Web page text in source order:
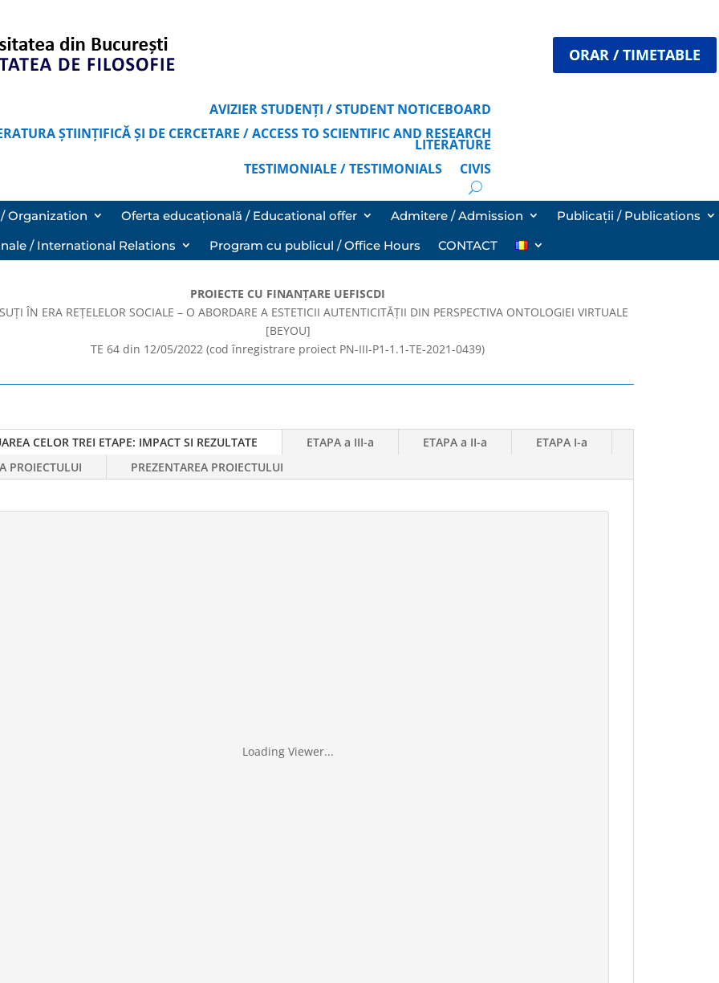
AVIZIER STUDENȚI / STUDENT NOTICEBOARD
ȘTIINȚIFICĂ ȘI DE CERCETARE / ACCESS TO SCIENTIFIC AND RESEARCH
LITERATURE
TESTIMONIALE / TESTIMONIALS
CIVIS
ORAR / TIMETABLE
Organization Oferta educațională / Educational offer Admitere / Admission
Publicații / Publications
/ International Relations
Program cu publicul / Office Hours CONTACT
PROIECTE CU FINANȚARE UEFISCDI
ÎN ERA REȚELELOR SOCIALE – O ABORDARE A ESTETICII AUTENTICITĂȚII DIN PERSPECTIVA ONTOLOGIEI VIRTUALE
[BEYOU]
TE 64 din 12/05/2022 (cod înregistrare proiect PN-III-P1-1.1-TE-2021-0439)
CELOR TREI ETAPE: IMPACT SI REZULTATE ETAPA a III-a ETAPA a II-a
ETAPA I-a
PROIECTULUI
PREZENTAREA PROIECTULUI
Loading Viewer...